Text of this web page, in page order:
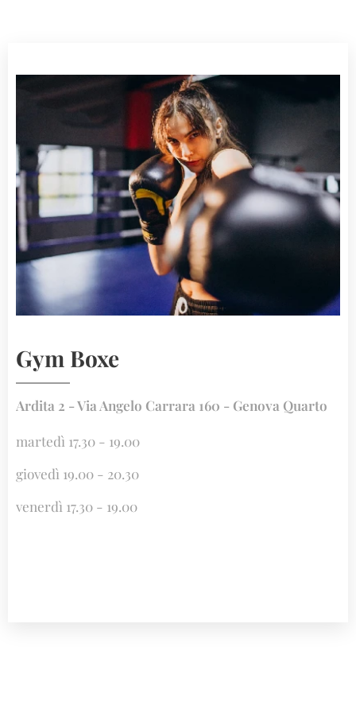
Gym Boxe
Ardita 2 - Via Angelo Carrara 160 - Genova Quarto
martedì 17.30 - 19.00
giovedì 19.00 - 20.30
venerdì 17.30 - 19.00